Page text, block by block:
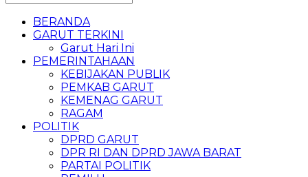
BERANDA
GARUT TERKINI
Garut Hari Ini
PEMERINTAHAAN
KEBIJAKAN PUBLIK
PEMKAB GARUT
KEMENAG GARUT
RAGAM
POLITIK
DPRD GARUT
DPR RI DAN DPRD JAWA BARAT
PARTAI POLITIK